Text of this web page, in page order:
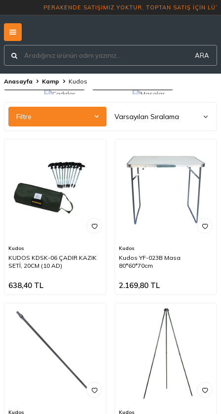
PERAKENDE SATIŞIMIZ YOKTUR,
ARA
Anasayfa Kamp Kudos
Çadırlar
Filtre
Kudos
KUDOS KDSK-06 ÇADIR KAZIK
SETİ, 20CM (10 AD)
638,40 TL
Kudos
Kudos YF-023B Masa
80*60*70cm
2.169,80 TL
Kudos Kudos